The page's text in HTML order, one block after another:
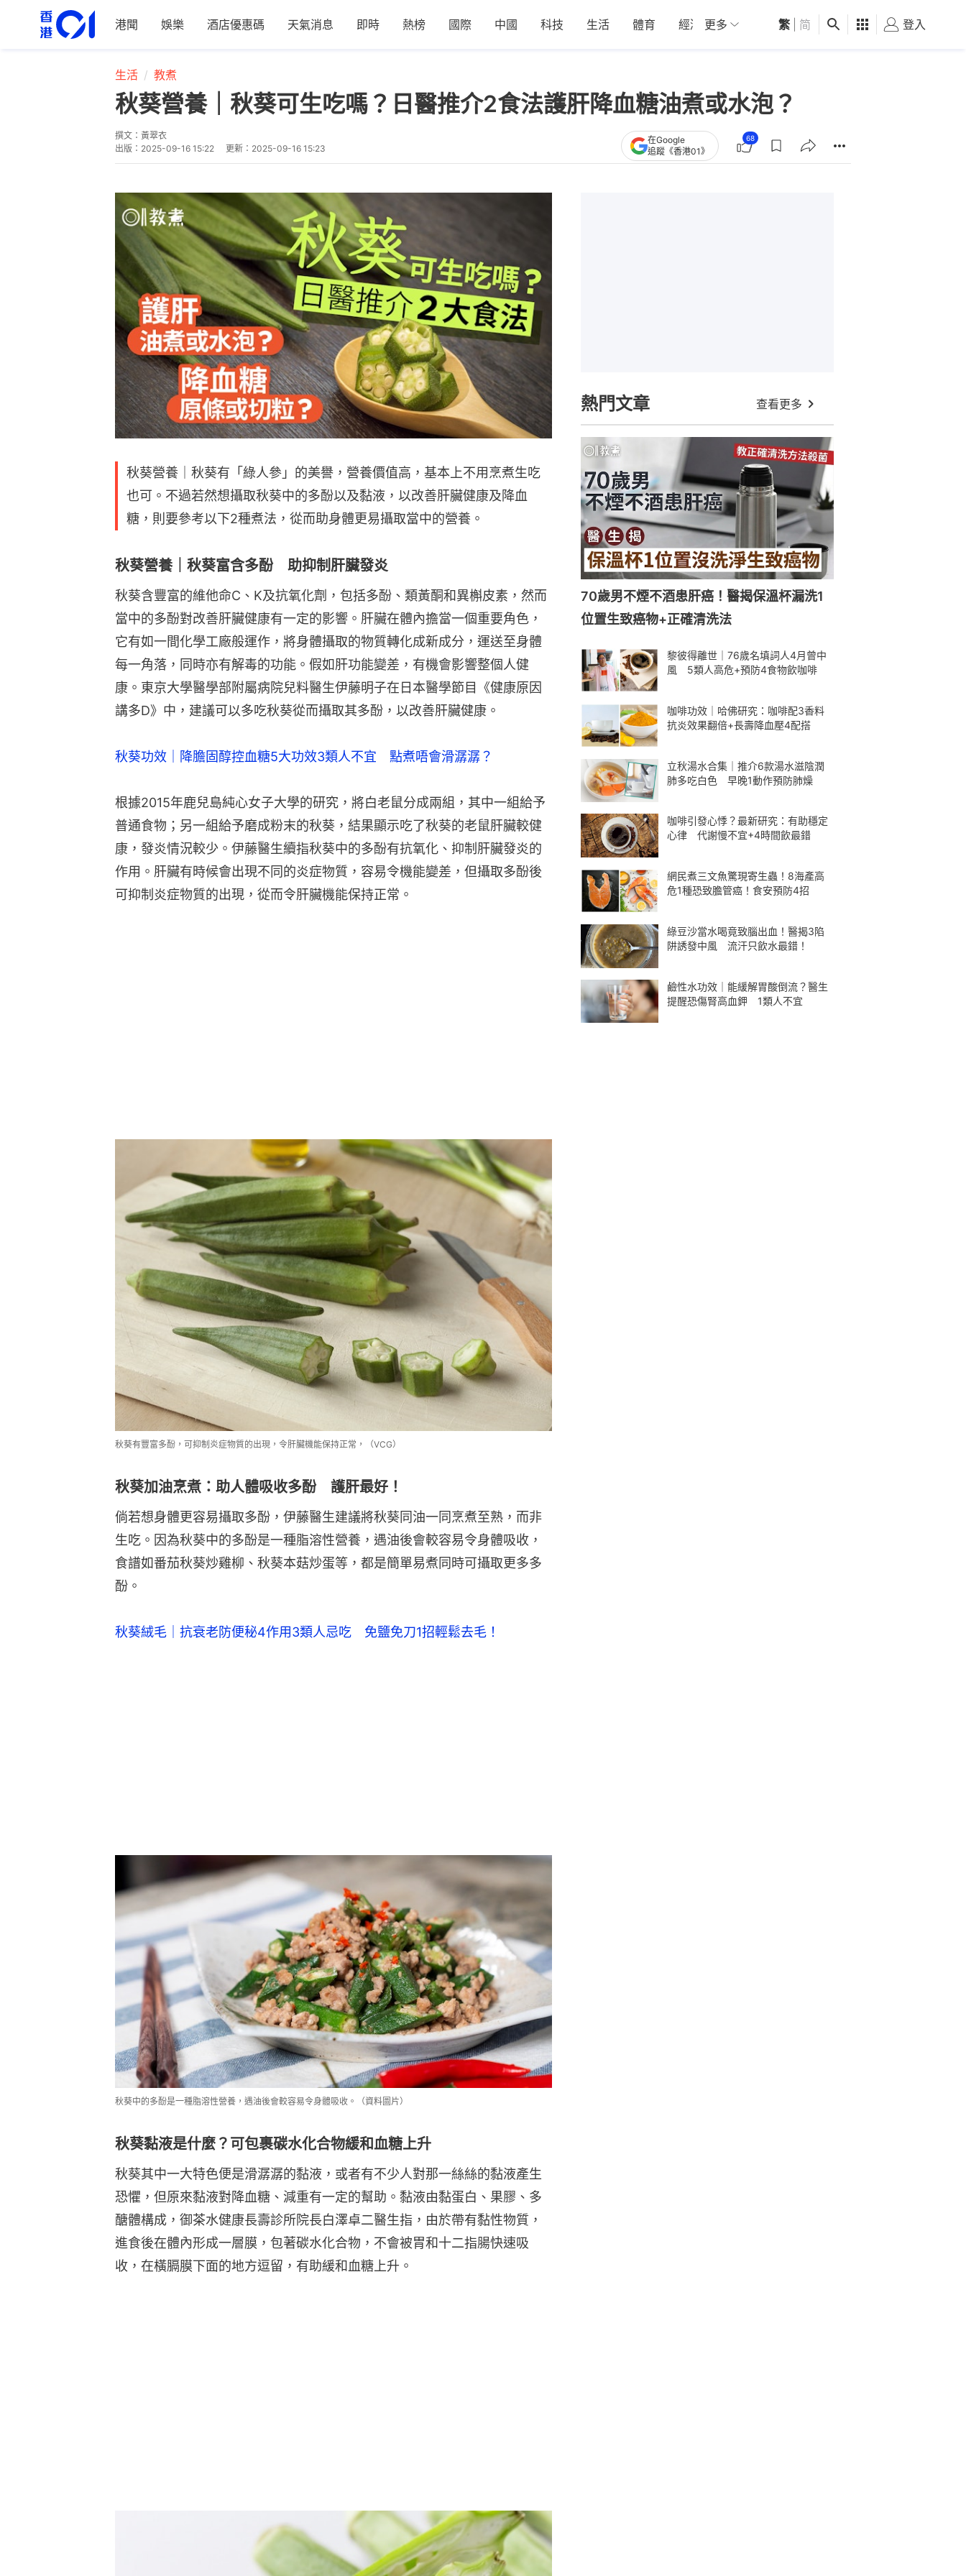
港聞 娛樂 酒店優惠碼 天氣消息 即時 熱榜 國際 中國 科技 生活 體育 經濟 01深圳 觀點 健康 好食玩飛
更多 繁 简 登入
生活 教煮
秋葵營養｜秋葵可生吃嗎？日醫推介2食法護肝降血糖油煮或水泡？
撰文： 黃翠衣
出版： 2025-09-16 15:22 更新： 2025-09-16 15:23
在Google
追蹤《香港01》
68
秋葵營養｜秋葵有「綠人參」的美譽，營養價值高，基本上不用烹煮生吃
也可。不過若然想攝取秋葵中的多酚以及黏液，以改善肝臟健康及降血
糖，則要參考以下2種煮法，從而助身體更易攝取當中的營養。
秋葵營養｜秋葵富含多酚 助抑制肝臟發炎
秋葵含豐富的維他命C、K及抗氧化劑，包括多酚、類黃酮和異槲皮素，然而
當中的多酚對改善肝臟健康有一定的影響。肝臟在體內擔當一個重要角色，
它有如一間化學工廠般運作，將身體攝取的物質轉化成新成分，運送至身體
每一角落，同時亦有解毒的功能。假如肝功能變差，有機會影響整個人健
康。東京大學醫學部附屬病院兒料醫生伊藤明子在日本醫學節目《健康原因
講多D》中，建議可以多吃秋葵從而攝取其多酚，以改善肝臟健康。
秋葵功效｜降膽固醇控血糖5大功效3類人不宜　點煮唔會滑潺潺？
根據2015年鹿兒島純心女子大學的研究，將白老鼠分成兩組，其中一組給予
普通食物；另一組給予磨成粉末的秋葵，結果顯示吃了秋葵的老鼠肝臟較健
康，發炎情況較少。伊藤醫生續指秋葵中的多酚有抗氧化、抑制肝臟發炎的
作用。肝臟有時候會出現不同的炎症物質，容易令機能變差，但攝取多酚後
可抑制炎症物質的出現，從而令肝臟機能保持正常。
秋葵有豐富多酚，可抑制炎症物質的出現，令肝臟機能保持正常，（VCG）
秋葵加油烹煮：助人體吸收多酚 護肝最好！
倘若想身體更容易攝取多酚，伊藤醫生建議將秋葵同油一同烹煮至熟，而非
生吃。因為秋葵中的多酚是一種脂溶性營養，遇油後會較容易令身體吸收，
食譜如番茄秋葵炒雞柳、秋葵本菇炒蛋等，都是簡單易煮同時可攝取更多多
酚。
秋葵絨毛｜抗衰老防便秘4作用3類人忌吃　免鹽免刀1招輕鬆去毛！
秋葵中的多酚是一種脂溶性營養，遇油後會較容易令身體吸收。（資料圖片）
秋葵黏液是什麼？可包裹碳水化合物緩和血糖上升
秋葵其中一大特色便是滑潺潺的黏液，或者有不少人對那一絲絲的黏液產生
恐懼，但原來黏液對降血糖、減重有一定的幫助。黏液由黏蛋白、果膠、多
醣體構成，御茶水健康長壽診所院長白澤卓二醫生指，由於帶有黏性物質，
進食後在體內形成一層膜，包著碳水化合物，不會被胃和十二指腸快速吸
收，在橫膈膜下面的地方逗留，有助緩和血糖上升。
熱門文章 查看更多
70歲男不煙不酒患肝癌！醫揭保溫杯漏洗1
位置生致癌物+正確清洗法
黎彼得離世｜76歲名填詞人4月曾中
風 5類人高危+預防4食物飲咖啡
咖啡功效｜哈佛研究：咖啡配3香料
抗炎效果翻倍+長壽降血壓4配搭
立秋湯水合集｜推介6款湯水滋陰潤
肺多吃白色 早晚1動作預防肺燥
咖啡引發心悸？最新研究：有助穩定
心律 代謝慢不宜+4時間飲最錯
網民煮三文魚驚現寄生蟲！8海產高
危1種恐致膽管癌！食安預防4招
綠豆沙當水喝竟致腦出血！醫揭3陷
阱誘發中風 流汗只飲水最錯！
鹼性水功效｜能緩解胃酸倒流？醫生
提醒恐傷腎高血鉀 1類人不宜